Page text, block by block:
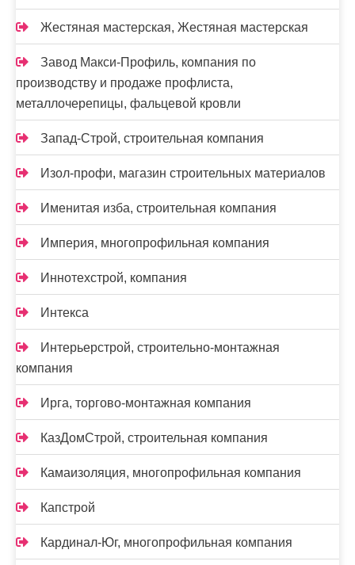
Жестяная мастерская, Жестяная мастерская
Завод Макси-Профиль, компания по
производству и продаже профлиста,
металлочерепицы, фальцевой кровли
Запад-Строй, строительная компания
Изол-профи, магазин строительных материалов
Именитая изба, строительная компания
Империя, многопрофильная компания
Иннотехстрой, компания
Интекса
Интерьерстрой, строительно-монтажная
компания
Ирга, торгово-монтажная компания
КазДомСтрой, строительная компания
Камаизоляция, многопрофильная компания
Капстрой
Кардинал-Юг, многопрофильная компания